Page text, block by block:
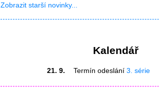
Zobrazit starší novinky...
Kalendář
21. 9. Termín odeslání3. série